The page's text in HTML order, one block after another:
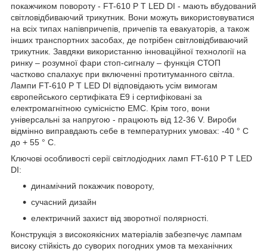
покажчиком повороту - FT-610 P T LED DI - мають вбудований
світловідбиваючий трикутник. Вони можуть використовуватися
на всіх типах напівпричепів, причепів та евакуаторів, а також
інших транспортних засобах, де потрібен світловідбиваючий
трикутник. Завдяки використанню інноваційної технології на
ринку – розумної фари стоп-сигналу – функція СТОП
частково спалахує при включенні протитуманного світла.
Лампи FT-610 P T LED DI відповідають усім вимогам
європейського сертифіката E9 і сертифіковані за
електромагнітною сумісністю EMC. Крім того, вони
універсальні за напругою - працюють від 12-36 V. Вироби
відмінно виправдають себе в температурних умовах: -40 ° C
до + 55 ° C.
Ключові особливості серії світлодіодних ламп FT-610 P T LED
DI:
динамічний покажчик повороту,
сучасний дизайн
електричний захист від зворотної полярності.
Конструкція з високоякісних матеріалів забезпечує лампам
високу стійкість до суворих погодних умов та механічних